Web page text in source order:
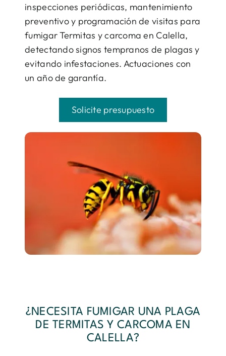
inspecciones periódicas, mantenimiento
preventivo y programación de visitas para
fumigar Termitas y carcoma en Calella,
detectando signos tempranos de plagas y
evitando infestaciones. Actuaciones con
un año de garantía.
Solicite presupuesto
¿NECESITA FUMIGAR UNA PLAGA
DE TERMITAS Y CARCOMA EN
CALELLA?